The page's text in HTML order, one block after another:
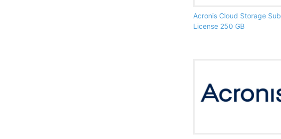
Acronis Cloud Storage Sub
License 250 GB